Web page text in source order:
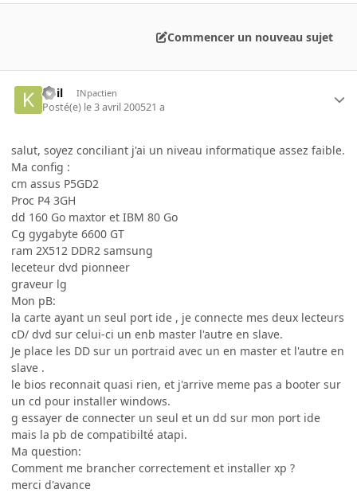
Commencer un nouveau sujet
koil INpactien
Posté(e) le 3 avril 200521 a
salut, soyez conciliant j'ai un niveau informatique assez faible.
Ma config :
cm assus P5GD2
Proc P4 3GH
dd 160 Go maxtor et IBM 80 Go
Cg gygabyte 6600 GT
ram 2X512 DDR2 samsung
leceteur dvd pionneer
graveur lg
Mon pB:
la carte ayant un seul port ide , je connecte mes deux lecteurs
cD/ dvd sur celui-ci un enb master l'autre en slave.
Je place les DD sur un portraid avec un en master et l'autre en
slave .
le bios reconnait quasi rien, et j'arrive meme pas a booter sur
un cd pour installer windows.
g essayer de connecter un seul et un dd sur mon port ide
mais la pb de compatibilté atapi.
Ma question:
Comment me brancher correctement et installer xp ?
merci d'avance